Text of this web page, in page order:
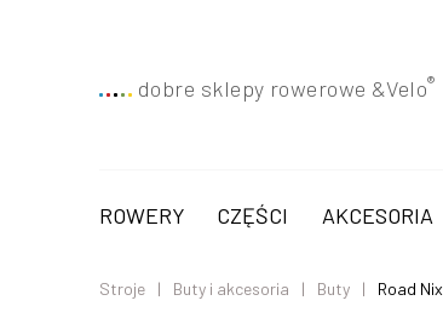
dobre sklepy rowerowe &Velo®
ROWERY CZĘŚCI AKCESORIA
Stroje Buty i akcesoria Buty Road Nix